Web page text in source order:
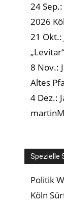
24 Sep.:
2026
21 Okt.:
8 Nov.:
Altes
4 Dez.:
Spezielle
Politik
Köln